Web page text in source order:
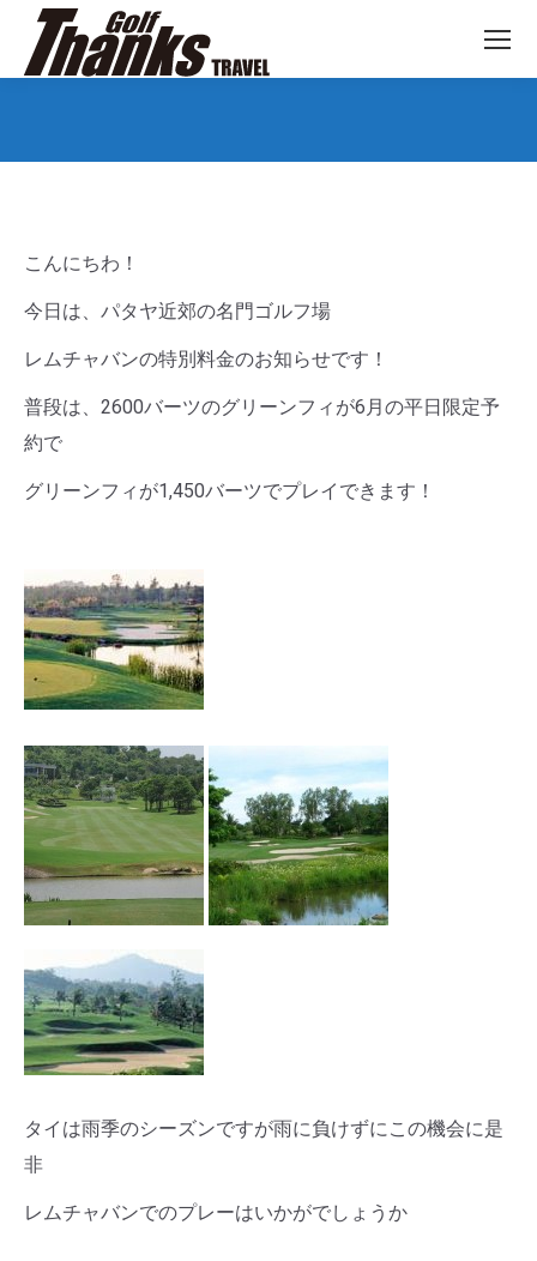
こんにちわ！
今日は、パタヤ近郊の名門ゴルフ場
レムチャバンの特別料金のお知らせです！
普段は、2600バーツのグリーンフィが6月の平日限定予
約で
グリーンフィが1,450バーツでプレイできます！
タイは雨季のシーズンですが雨に負けずにこの機会に是
非
レムチャバンでのプレーはいかがでしょうか